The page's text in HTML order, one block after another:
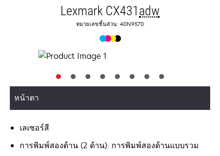
Lexmark CX431 adw
หมายเลขชิ้นส่วน: 40N9570
หน้าตา
เลเซอร์สี
การพิมพ์สองด้าน (2 ด้าน): การพิมพ์สองด้านแบบรวม